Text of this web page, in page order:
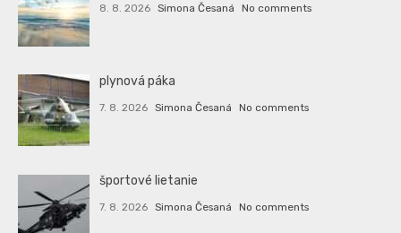
8. 8. 2026 Simona Česaná No comments
plynová páka
7. 8. 2026 Simona Česaná No comments
športové lietanie
7. 8. 2026 Simona Česaná No comments